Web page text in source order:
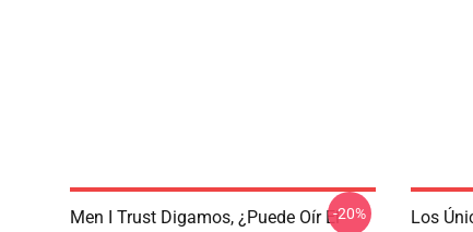
Men I Trust Digamos, ¿puede Oír El-20%
Los